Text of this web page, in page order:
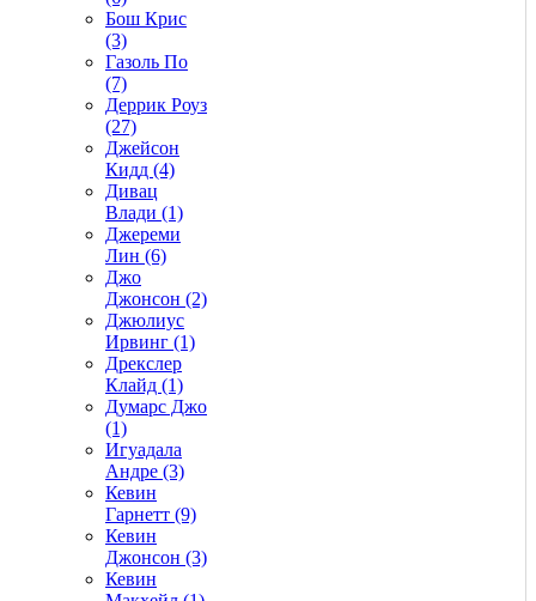
Бош Крис
(3)
Газоль По
(7)
Деррик Роуз
(27)
Джейсон
Кидд (4)
Дивац
Влади (1)
Джереми
Лин (6)
Джо
Джонсон (2)
Джюлиус
Ирвинг (1)
Дрекслер
Клайд (1)
Думарс Джо
(1)
Игуадала
Андре (3)
Кевин
Гарнетт (9)
Кевин
Джонсон (3)
Кевин